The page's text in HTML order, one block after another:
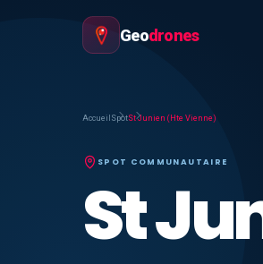
Geodrones
Accueil SpotSt Junien (Hte Vienne)
SPOT COMMUNAUTAIRE
St